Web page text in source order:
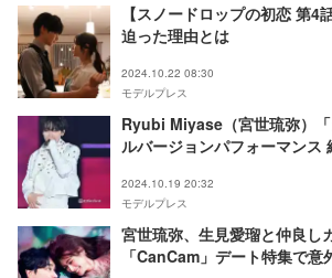
【スノードロップの初恋 第4
迫った理由とは
2024.10.22 08:30
モデルプレス
Ryubi Miyase（宮世琉弥）
ルバージョンパフォーマンス
か？」【GirlsAward 2024AW
2024.10.19 20:32
モデルプレス
宮世琉弥、生見愛瑠と仲良し
「CanCam」デート特集で意